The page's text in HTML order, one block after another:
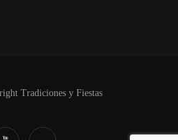
Tradiciones y Fiestas